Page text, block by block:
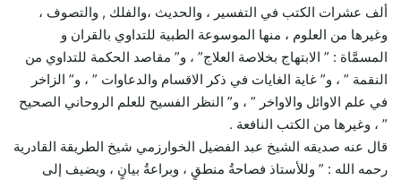
ألف عشرات الكتب في التفسير ، والحديث ،والفلك , والتصوف ،
وغيرها من العلوم ، منها الموسوعة الطبية للتداوي بالقران و
المسمَّاة : ” الابتهاج بخلاصة العلاج” ، و” مقاصد الحكمة للتداوي من
النقمة ” ، و” غاية الغايات في ذكر الاقسام والدعاوات ” ، و” الزاخر
في علم الاوائل والاواخر ” ، و” النظر الفسيح للعلم الروحاني الصحيح
” ، وغيرها من الكتب النافعة .
قال عنه صديقه الشيخ عبد الفضيل الخوارزمي شيخ الطريقة القادرية
رحمه الله : ” وللأستاذ فصاحةُ منطقٍ ، وبراعةُ بيانٍ ، ويضيف إلى